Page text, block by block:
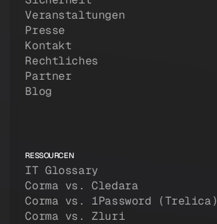
Veranstaltungen
Presse
Kontakt
Rechtliches
Partner
Blog
RESSOURCEN
IT Glossary
Corma vs. Cledara
Corma vs. 1Password (Trelica)
Corma vs. Zluri